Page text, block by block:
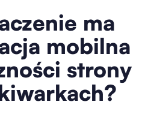
ma
mobilna
strony